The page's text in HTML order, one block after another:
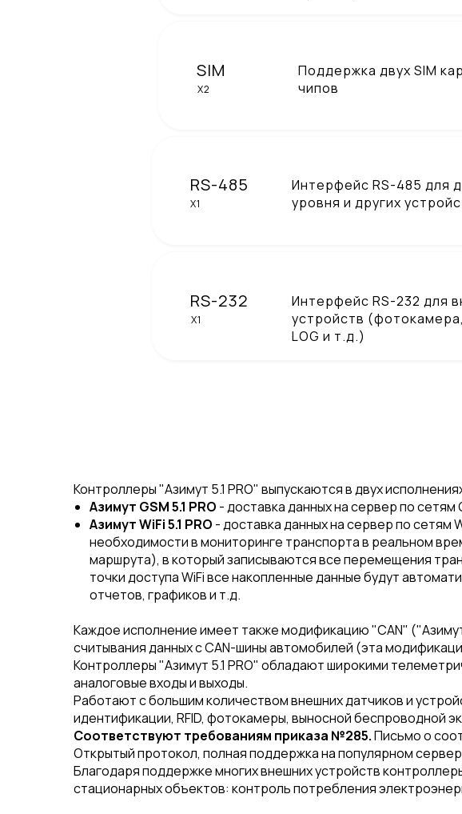
X1
Интерфейс RS-232 для
устройств
LOG и т.д.)
RS-232
X1
Интерфейс RS-485 для
уровня и других
RS-485
X2
Поддержка двух SIM
чипов
SIM
Контроллеры "Азимут 5.1 PRO" выпускаются в двух
Азимут GSM 5.1 PRO - доставка данных на сервер по
Азимут WiFi 5.1 PRO - доставка данных на сервер по сетям
необходимости в мониторинге транспорта в реальном
маршрута), в который записываются все перемещения
точки доступа WiFi все накопленные данные будут
отчетов, графиков и т.д.
Каждое исполнение имеет также модификацию "CAN" ("Азимут
считывания данных с CAN-шины автомобилей (эта
Контроллеры "Азимут 5.1 PRO" обладают широкими
аналоговые входы и выходы.
Работают с большим количеством внешних датчиков и
идентификации, RFID, фотокамеры, выносной беспроводной
Соответствуют требованиям приказа №285.Письмо о
Открытый протокол, полная поддержка на популярном
Благодаря поддержке многих внешних устройств
стационарных объектов: контроль потребления